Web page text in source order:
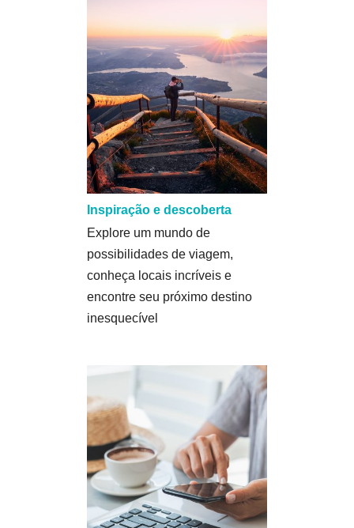
Inspiração e descoberta
Explore um mundo de
possibilidades de viagem,
conheça locais incríveis e
encontre seu próximo destino
inesquecível